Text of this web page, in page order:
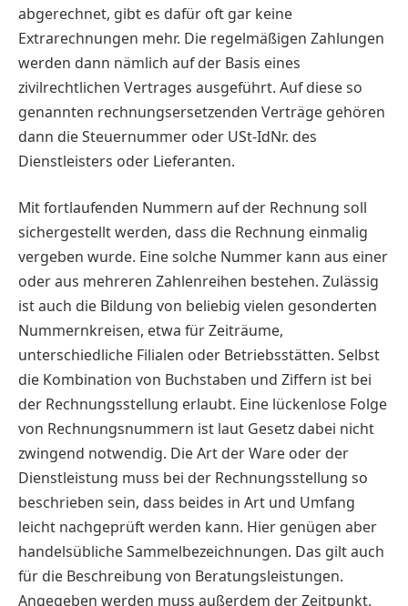
abgerechnet, gibt es dafür oft gar keine
Extrarechnungen mehr. Die regelmäßigen Zahlungen
werden dann nämlich auf der Basis eines
zivilrechtlichen Vertrages ausgeführt. Auf diese so
genannten rechnungsersetzenden Verträge gehören
dann die Steuernummer oder USt-IdNr. des
Dienstleisters oder Lieferanten.
Mit fortlaufenden Nummern auf der Rechnung soll
sichergestellt werden, dass die Rechnung einmalig
vergeben wurde. Eine solche Nummer kann aus einer
oder aus mehreren Zahlenreihen bestehen. Zulässig
ist auch die Bildung von beliebig vielen gesonderten
Nummernkreisen, etwa für Zeiträume,
unterschiedliche Filialen oder Betriebsstätten. Selbst
die Kombination von Buchstaben und Ziffern ist bei
der Rechnungsstellung erlaubt. Eine lückenlose Folge
von Rechnungsnummern ist laut Gesetz dabei nicht
zwingend notwendig. Die Art der Ware oder der
Dienstleistung muss bei der Rechnungsstellung so
beschrieben sein, dass beides in Art und Umfang
leicht nachgeprüft werden kann. Hier genügen aber
handelsübliche Sammelbezeichnungen. Das gilt auch
für die Beschreibung von Beratungsleistungen.
Angegeben werden muss außerdem der Zeitpunkt,